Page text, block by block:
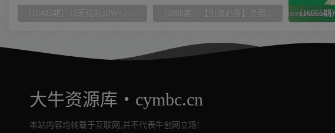
大牛资源库・cymbc.cn
本站内容均转载于互联网,并不代表牛创网立场!